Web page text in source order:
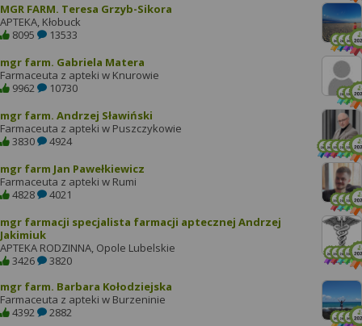
MGR FARM. Teresa Grzyb-Sikora
APTEKA, Kłobuck
8095
13533
mgr farm. Gabriela Matera
Farmaceuta z apteki w Knurowie
9962
10730
mgr farm. Andrzej Sławiński
Farmaceuta z apteki w Puszczykowie
3830
4924
mgr farm Jan Pawełkiewicz
Farmaceuta z apteki w Rumi
4828
4021
mgr farmacji specjalista farmacji aptecznej Andrzej
Jakimiuk
APTEKA RODZINNA, Opole Lubelskie
3426
3820
mgr farm. Barbara Kołodziejska
Farmaceuta z apteki w Burzeninie
4392
2882